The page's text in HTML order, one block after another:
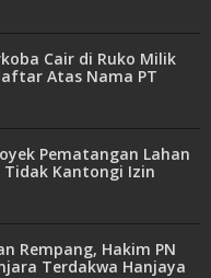
Cair di Ruko Milik
Atas Nama PT
Pematangan Lahan
Kantongi Izin
Rempang, Hakim PN
Terdakwa Hanjaya